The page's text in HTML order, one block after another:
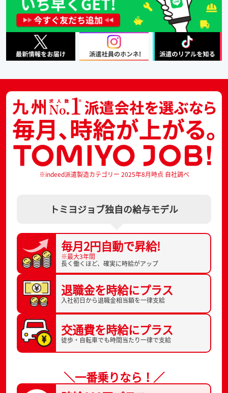
※indeed派遣製造カテゴリー 2025年8月時点 自社調べ
トミヨジョブ独自の給与モデル
毎月2円自動で昇給!
※最大3年間
長く働くほど、 確実に時給がアップ
退職金を時給にプラス
入社初日から退職金相当額を一律支給
交通費を時給にプラス
徒歩・自転車でも時間当たり一律で支給
＼一番乗りなら！／